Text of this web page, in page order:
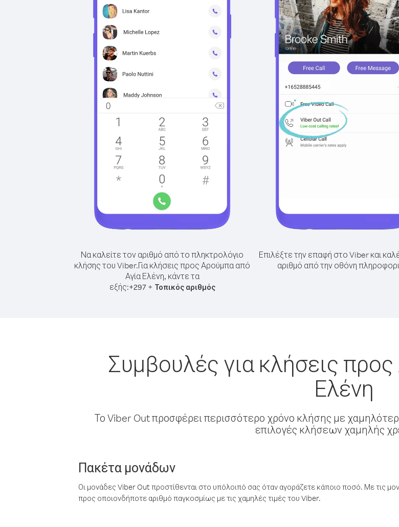
Να καλείτε τον αριθμό από το πληκτρολόγιο
κλήσης του Viber.Για κλήσεις προς Αρούμπα από
Αγία Ελένη, κάντε τα
εξής:+297+ Τοπικός αριθμός
Επιλέξτε την επαφή στο Viber και
αριθμό από την οθόνη
Συμβουλές για κλήσεις
Ελένη
Το Viber Out προσφέρει περισσότερο χρόνο κλήσης με
επιλογές κλήσεων χαμηλής
Πακέτα μονάδων
Οι μονάδες Viber Out προστίθενται στο υπόλοιπό σας όταν αγοράζετε κάποιο ποσό. Με τις
προς οποιονδήποτε αριθμό παγκοσμίως με τις χαμηλές τιμές του Viber.